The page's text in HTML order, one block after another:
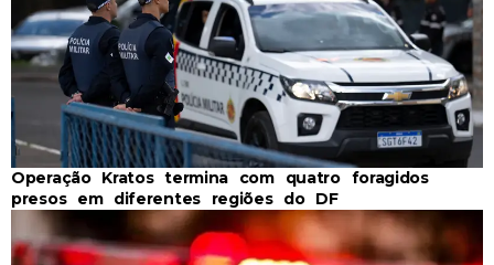
Operação Kratos termina com quatro foragidos
presos em diferentes regiões do DF